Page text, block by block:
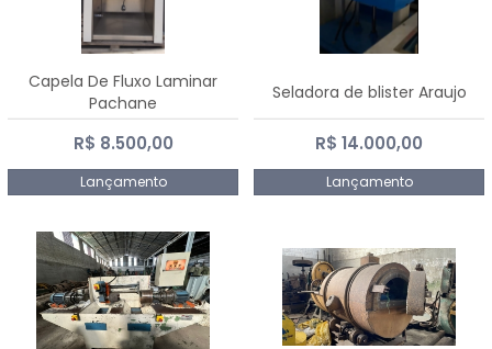
Capela De Fluxo Laminar
Pachane
R$ 8.500,00
Lançamento
Seladora de blister Araujo
R$ 14.000,00
Lançamento